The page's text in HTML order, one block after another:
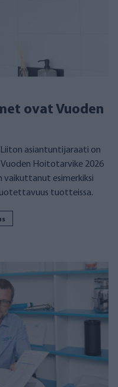
ovat Vuoden
asiantuntijaraati on
Hoitotarvike 2026
vaikuttanut esimerkiksi
tuotteissa.